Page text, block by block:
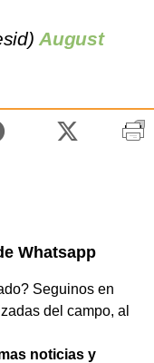
August
Whatsapp
Seguinos en
del campo, al
noticias y